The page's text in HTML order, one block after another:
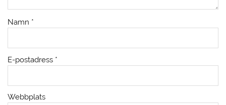
Namn *
E-postadress *
Webbplats